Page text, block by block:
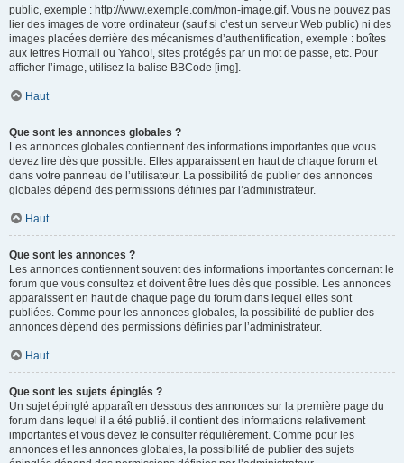
public, exemple : http://www.exemple.com/mon-image.gif. Vous ne pouvez pas
lier des images de votre ordinateur (sauf si c’est un serveur Web public) ni des
images placées derrière des mécanismes d’authentification, exemple : boîtes
aux lettres Hotmail ou Yahoo!, sites protégés par un mot de passe, etc. Pour
afficher l’image, utilisez la balise BBCode [img].
Haut
Que sont les annonces globales ?
Les annonces globales contiennent des informations importantes que vous
devez lire dès que possible. Elles apparaissent en haut de chaque forum et
dans votre panneau de l’utilisateur. La possibilité de publier des annonces
globales dépend des permissions définies par l’administrateur.
Haut
Que sont les annonces ?
Les annonces contiennent souvent des informations importantes concernant le
forum que vous consultez et doivent être lues dès que possible. Les annonces
apparaissent en haut de chaque page du forum dans lequel elles sont
publiées. Comme pour les annonces globales, la possibilité de publier des
annonces dépend des permissions définies par l’administrateur.
Haut
Que sont les sujets épinglés ?
Un sujet épinglé apparaît en dessous des annonces sur la première page du
forum dans lequel il a été publié. il contient des informations relativement
importantes et vous devez le consulter régulièrement. Comme pour les
annonces et les annonces globales, la possibilité de publier des sujets